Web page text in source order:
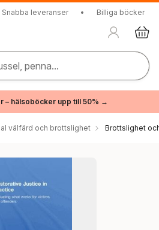
Snabba leveranser • Billiga böcker
penna...
– hälsoböcker upp till 50% →
välfärd och brottslighet Brottslighet